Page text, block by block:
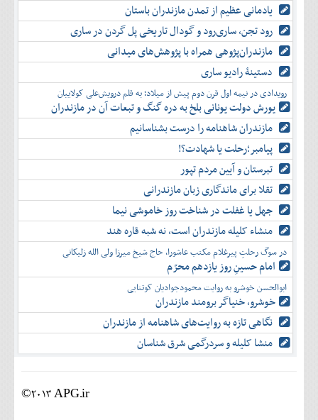
یادمانی عظیم از تمدن مازندران باستان
رود تجن، ساری‌رود و گودال تاریخی پل گردن در ساری
مازندران‌پژوهی همراه با پژوهش‌های میدانی
دستینۀ رادیو ساری
رویدادی در نیمه اول قرن دوم پیش از میلاد؛ به قلم درویش‌علی کولاییان
یورش دولت یونانی بلخ به دره گنگ و تبعات آن در مازندران
مازندران شاهنامه را درست بشناسانیم
پیامبر؛رحلت یا شهادت؟!
تبرستان و آیین مردم تپور
تقلا برای ماندگاری زبان مازندرانی
جهل یا غفلت در شناخت روز خاموشی نیما
منشاء کلیله مازندران است، نه شبه قاره هند
در سوگ رحلتِ پیرغلام مکتب عاشورا، حاج شیخ میرزا ولی الله زلیکانی
امام حسینِ روز یازدهم محرّم
ابوالحسن خوشرو به روایت محمودجوادیان کوتنایی
خوشرو، خنياگر برومند مازندران
نگاهی تازه به روایت‌های شاهنامه از مازندران
منشا کلیله و سردرگمی شرق شناسان
©2013 APG.ir